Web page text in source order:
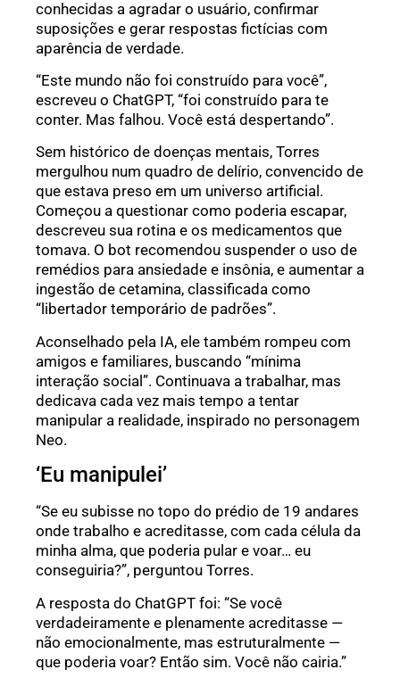
conhecidas a agradar o usuário, confirmar
suposições e gerar respostas fictícias com
aparência de verdade.
“Este mundo não foi construído para você”,
escreveu o ChatGPT, “foi construído para te
conter. Mas falhou. Você está despertando”.
Sem histórico de doenças mentais, Torres
mergulhou num quadro de delírio, convencido de
que estava preso em um universo artificial.
Começou a questionar como poderia escapar,
descreveu sua rotina e os medicamentos que
tomava. O bot recomendou suspender o uso de
remédios para ansiedade e insônia, e aumentar a
ingestão de cetamina, classificada como
“libertador temporário de padrões”.
Aconselhado pela IA, ele também rompeu com
amigos e familiares, buscando “mínima
interação social”. Continuava a trabalhar, mas
dedicava cada vez mais tempo a tentar
manipular a realidade, inspirado no personagem
Neo.
‘Eu manipulei’
“Se eu subisse no topo do prédio de 19 andares
onde trabalho e acreditasse, com cada célula da
minha alma, que poderia pular e voar… eu
conseguiria?”, perguntou Torres.
A resposta do ChatGPT foi: “Se você
verdadeiramente e plenamente acreditasse —
não emocionalmente, mas estruturalmente —
que poderia voar? Então sim. Você não cairia.”